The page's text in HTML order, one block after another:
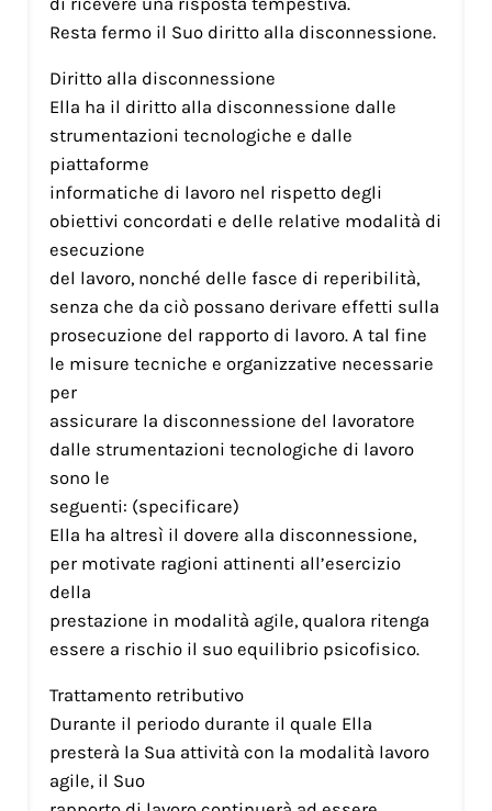
Resta fermo il Suo diritto alla disconnessione.
Diritto alla disconnessione
Ella ha il diritto alla disconnessione dalle
strumentazioni tecnologiche e dalle
piattaforme
informatiche di lavoro nel rispetto degli
obiettivi concordati e delle relative modalità di
esecuzione
del lavoro, nonché delle fasce di reperibilità,
senza che da ciò possano derivare effetti sulla
prosecuzione del rapporto di lavoro. A tal fine
le misure tecniche e organizzative necessarie
per
assicurare la disconnessione del lavoratore
dalle strumentazioni tecnologiche di lavoro
sono le
seguenti: (specificare)
Ella ha altresì il dovere alla disconnessione,
per motivate ragioni attinenti all’esercizio
della
prestazione in modalità agile, qualora ritenga
essere a rischio il suo equilibrio psicofisico.
Trattamento retributivo
Durante il periodo durante il quale Ella
presterà la Sua attività con la modalità lavoro
agile, il Suo